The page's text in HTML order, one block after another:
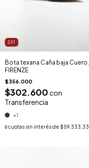
2X1
Bota texana Caña baja Cuero.
FIRENZE
$356.000
$302.600 con
Transferencia
+1
6cuotas sin interés de $59.333,33